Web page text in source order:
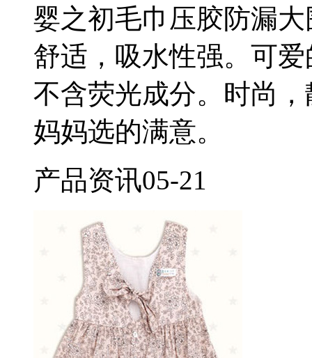
婴之初毛巾压胶防漏
舒适，吸水性强。可
不含荧光成分。时尚
妈妈选的满意。
产品资讯05-21